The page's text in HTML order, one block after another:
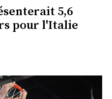
5,6
pour l'Italie